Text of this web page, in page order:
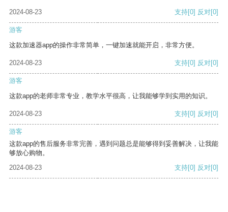
2024-08-23 支持[0] 反对[0]
游客
这款加速器app的操作非常简单，一键加速就能开启，非常方便。
2024-08-23 支持[0] 反对[0]
游客
这款app的老师非常专业，教学水平很高，让我能够学到实用的知识。
2024-08-23 支持[0] 反对[0]
游客
这款app的售后服务非常完善，遇到问题总是能够得到妥善解决，让我能
够放心购物。
2024-08-23
支持[0] 反对[0]